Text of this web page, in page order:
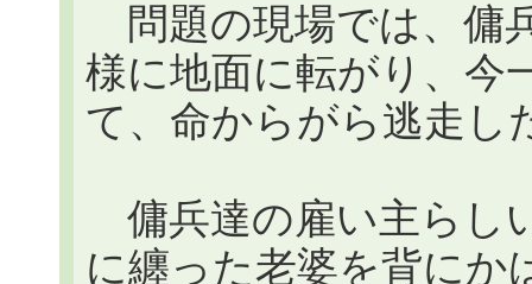
問題の現場では、傭
様に地面に転がり、今
て、命からがら逃走し
傭兵達の雇い主らし
に纏った老婆を背にか